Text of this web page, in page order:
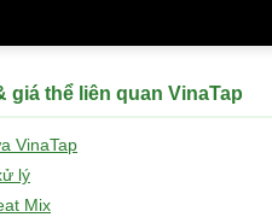
giá thể liên quan VinaTap
VinaTap
lý
Mix